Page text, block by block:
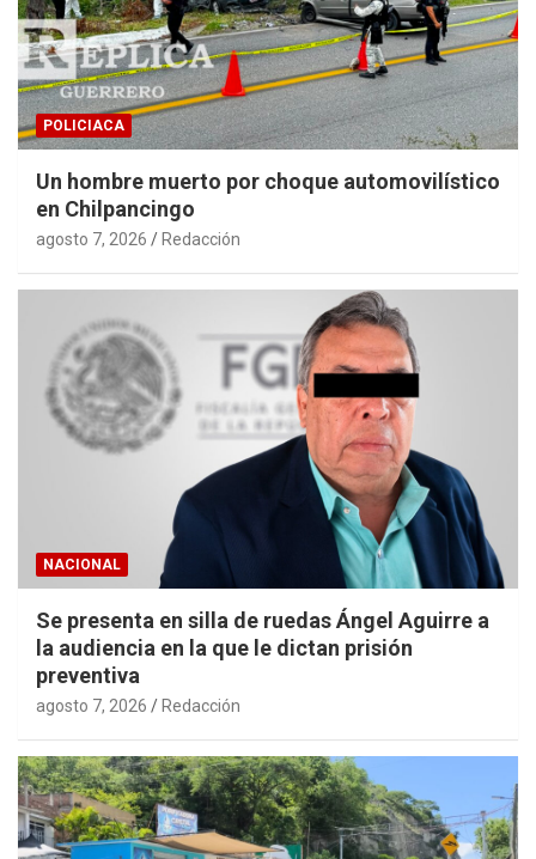
POLICIACA
Un hombre muerto por choque automovilístico
en Chilpancingo
agosto 7, 2026 Redacción
NACIONAL
Se presenta en silla de ruedas Ángel Aguirre a
la audiencia en la que le dictan prisión
preventiva
agosto 7, 2026 Redacción